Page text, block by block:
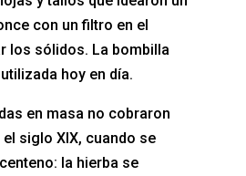
con un filtro en el
los sólidos. La bombilla
hoy en día.
en masa no cobraron
siglo XIX, cuando se
la hierba se